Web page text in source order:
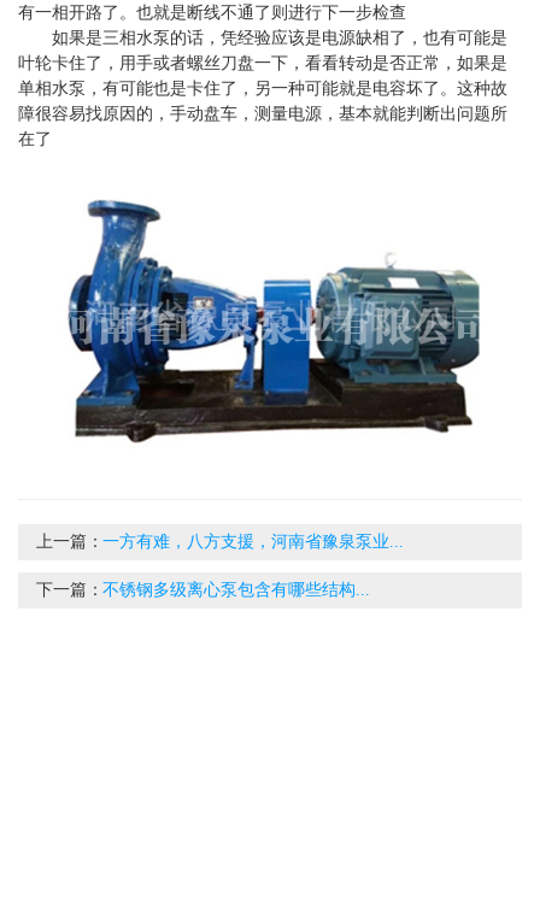
有一相开路了。也就是断线不通了则进行下一步检查
如果是三相水泵的话，凭经验应该是电源缺相了，也有可能是
叶轮卡住了，用手或者螺丝刀盘一下，看看转动是否正常，如果是
单相水泵，有可能也是卡住了，另一种可能就是电容坏了。这种故
障很容易找原因的，手动盘车，测量电源，基本就能判断出问题所
在了
上一篇：一方有难，八方支援，河南省豫泉泵业...
下一篇：不锈钢多级离心泵包含有哪些结构...